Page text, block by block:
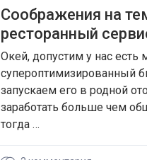
Соображения на
ресторанный
Окей, допустим у нас есть
супероптимизированный
запускаем его в родной
заработать больше чем
тогда …